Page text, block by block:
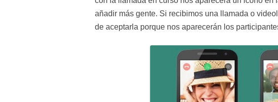
añadir más gente. Si recibimos una llamada o
de aceptarla porque nos aparecerán los